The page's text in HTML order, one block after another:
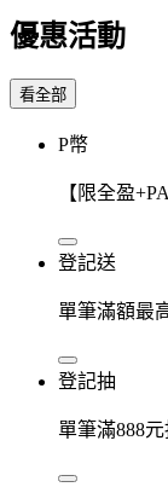
優惠活動
看全部
P幣
【限全盈
登記送
單筆滿額最
登記抽
單筆滿888